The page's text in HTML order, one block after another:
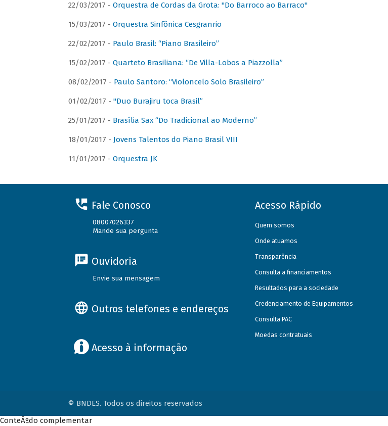
22/03/2017 - Orquestra de Cordas da Grota: "Do Barroco ao Barraco"
15/03/2017 - Orquestra Sinfônica Cesgranrio
22/02/2017 - Paulo Brasil: “Piano Brasileiro”
15/02/2017 - Quarteto Brasiliana: “De Villa-Lobos a Piazzolla”
08/02/2017 - Paulo Santoro: “Violoncelo Solo Brasileiro”
01/02/2017 - "Duo Burajiru toca Brasil”
25/01/2017 - Brasília Sax “Do Tradicional ao Moderno”
18/01/2017 - Jovens Talentos do Piano Brasil VIII
11/01/2017 - Orquestra JK
Fale Conosco
08007026337
Mande sua pergunta
Ouvidoria
Envie sua mensagem
Outros telefones e endereços
Acesso à informação
Acesso Rápido
Quem somos
Onde atuamos
Transparência
Consulta a financiamentos
Resultados para a sociedade
Credenciamento de Equipamentos
Consulta PAC
Moedas contratuais
© BNDES. Todos os direitos reservados
ConteÃºdo complementar